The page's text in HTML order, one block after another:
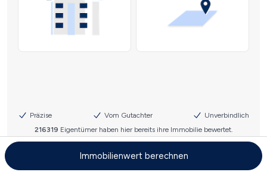
Immobilienwert berechnen